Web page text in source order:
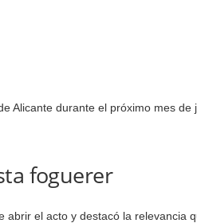
Alicante durante el próximo mes de
foguerer
abrir el acto y destacó la relevancia